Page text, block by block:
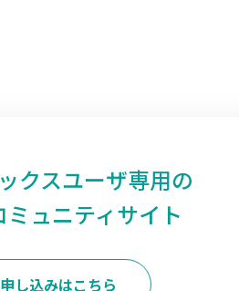
クスユーザ専用の
ュニティサイト
し込みはこちら